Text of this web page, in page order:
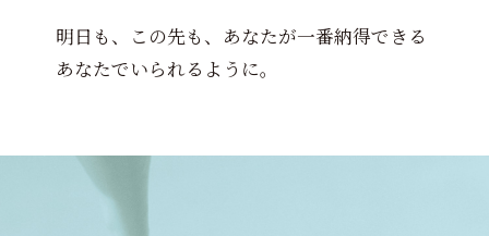
明日も、この先も、あなたが一番納得できる
あなたでいられるように。